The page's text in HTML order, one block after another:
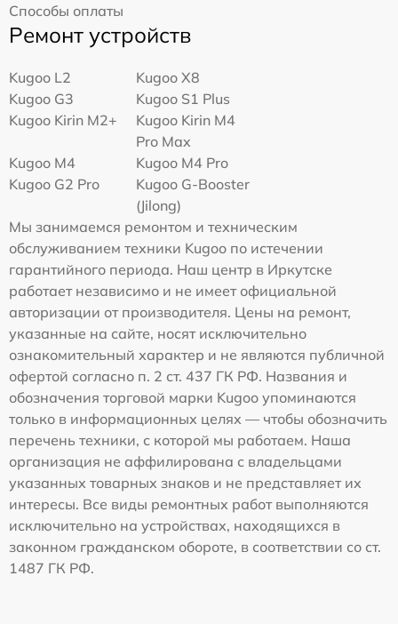
Способы оплаты
Ремонт устройств
Kugoo L2
Kugoo X8
Kugoo G3
Kugoo S1 Plus
Kugoo Kirin M2+
Kugoo Kirin M4
Pro Max
Kugoo M4
Kugoo M4 Pro
Kugoo G2 Pro
Kugoo G-Booster
(Jilong)
Мы занимаемся ремонтом и техническим
обслуживанием техники Kugoo по истечении
гарантийного периода. Наш центр в Иркутске
работает независимо и не имеет официальной
авторизации от производителя. Цены на ремонт,
указанные на сайте, носят исключительно
ознакомительный характер и не являются публичной
офертой согласно п. 2 ст. 437 ГК РФ. Названия и
обозначения торговой марки Kugoo упоминаются
только в информационных целях — чтобы обозначить
перечень техники, с которой мы работаем. Наша
организация не аффилирована с владельцами
указанных товарных знаков и не представляет их
интересы. Все виды ремонтных работ выполняются
исключительно на устройствах, находящихся в
законном гражданском обороте, в соответствии со ст.
1487 ГК РФ.